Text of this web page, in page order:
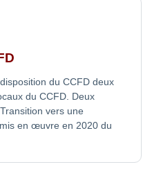
du CCFD deux
du CCFD. Deux
vers une
en œuvre en 2020 du